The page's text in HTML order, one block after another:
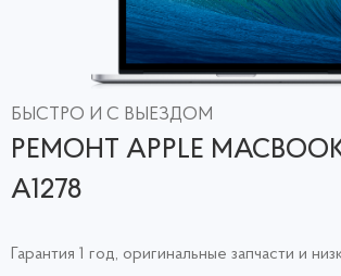
БЫСТРО И С ВЫЕЗДОМ
РЕМОНТ APPLE
A1278
Гарантия 1 год, оригинальные запчасти и